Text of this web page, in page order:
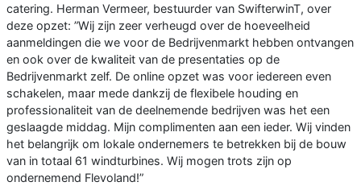
catering. Herman Vermeer, bestuurder van SwifterwinT, over
deze opzet: ”Wij zijn zeer verheugd over de hoeveelheid
aanmeldingen die we voor de Bedrijvenmarkt hebben ontvangen
en ook over de kwaliteit van de presentaties op de
Bedrijvenmarkt zelf. De online opzet was voor iedereen even
schakelen, maar mede dankzij de flexibele houding en
professionaliteit van de deelnemende bedrijven was het een
geslaagde middag. Mijn complimenten aan een ieder. Wij vinden
het belangrijk om lokale ondernemers te betrekken bij de bouw
van in totaal 61 windturbines. Wij mogen trots zijn op
ondernemend Flevoland!”